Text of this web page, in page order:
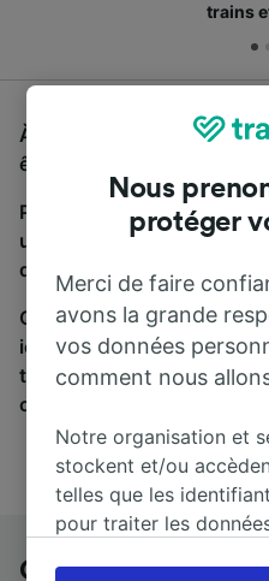
trains
À la recherche d'un bus de
êtes au bon endroit.
Pour trouver des billets de
une recherche ci-dessus.
de trajets et les prix des
Qu’importe votre
ici. Nous collaborons
train et de bus. Consultez
cette page.
Orvieto à Modena
Nous
protéger
Merci de faire
avons la grande
vos données
comment nous
Notre organisation et
stockent et/ou
telles que les
pour traiter les